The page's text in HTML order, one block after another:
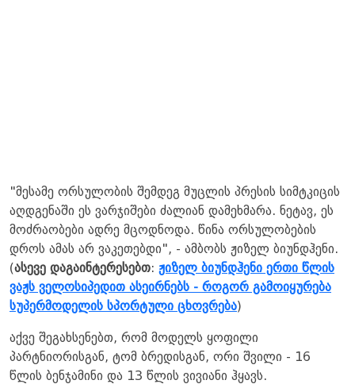
"მესამე ორსულობის შემდეგ მუცლის პრესის სიმტკიცის
აღდგენაში ეს ვარჯიშები ძალიან დამეხმარა. ნეტავ, ეს
მოძრაობები ადრე მცოდნოდა. წინა ორსულობების
დროს ამას არ ვაკეთებდი", - ამბობს ჟიზელ ბიუნდჰენი.
(ასევე დაგაინტერესებთ: ჟიზელ ბიუნდჰენი ერთი წლის
ვაჟს ველოსიპედით ასეირნებს - როგორ გამოიყურება
სუპერმოდელის სპორტული ცხოვრება)
აქვე შეგახსენებთ, რომ მოდელს ყოფილი
პარტნიორისგან, ტომ ბრედისგან, ორი შვილი - 16
წლის ბენჯამინი და 13 წლის ვივიანი ჰყავს.